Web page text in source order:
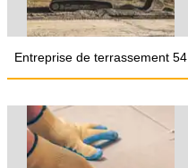
Entreprise de terrassement 54